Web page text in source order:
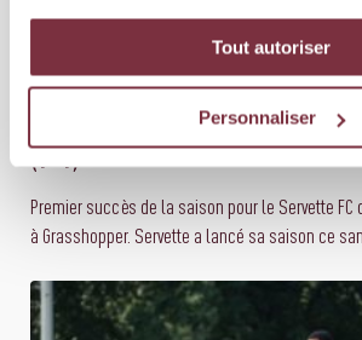
Tout autoriser
Personnaliser
ÉQUIPE PREMIÈRE 08 AOÛT 2026
SERVETTE FC – GRASSHOPPER
(1-1)
Premier succès de la saison pour le Servette FC
à Grasshopper. Servette a lancé sa saison ce